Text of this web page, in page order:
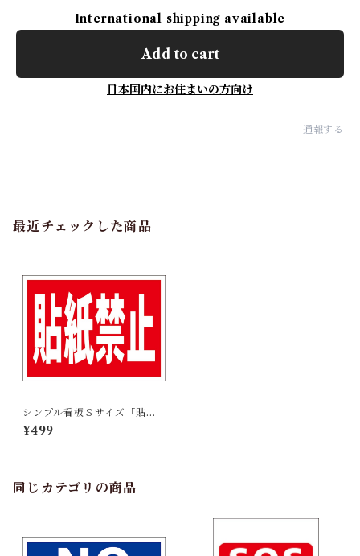
International shipping available
Add to cart
日本国内にお住まいの方向け
通報する
最近チェックした商品
シンプル看板Ｓサイズ「貼紙
禁止」屋外可【その他】
¥499
同じカテゴリの商品